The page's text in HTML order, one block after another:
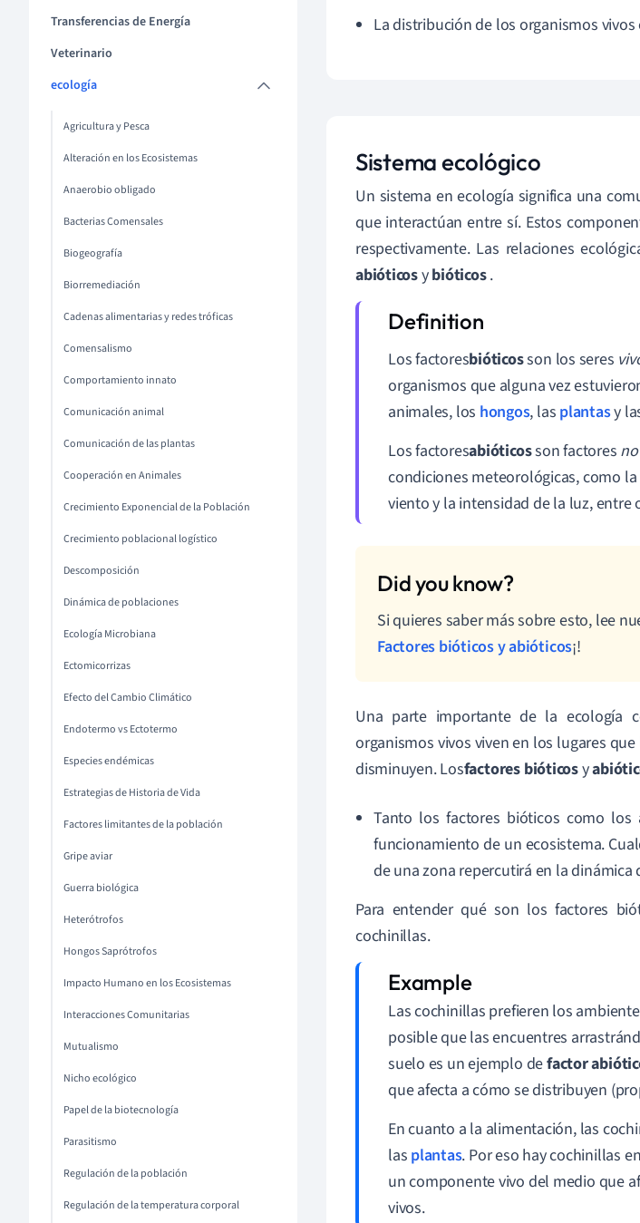
Transferencias de Energía
Veterinario
ecología
Agricultura y Pesca
Alteración en los Ecosistemas
Anaerobio obligado
Bacterias Comensales
Biogeografía
Biorremediación
Cadenas alimentarias y redes tróficas
Comensalismo
Comportamiento innato
Comunicación animal
Comunicación de las plantas
Cooperación en Animales
Crecimiento Exponencial de la Población
Crecimiento poblacional logístico
Descomposición
Dinámica de poblaciones
Ecología Microbiana
Ectomicorrizas
Efecto del Cambio Climático
Endotermo vs Ectotermo
Especies endémicas
Estrategias de Historia de Vida
Factores limitantes de la población
Gripe aviar
Guerra biológica
Heterótrofos
Hongos Saprótrofos
Impacto Humano en los Ecosistemas
Interacciones Comunitarias
Mutualismo
Nicho ecológico
Papel de la biotecnología
Parasitismo
Regulación de la población
Regulación de la temperatura corporal
La distribución de los organismos
Sistema ecológico
Un sistema en ecología significa una
que interactúan entre sí. Estos
respectivamente. Las relaciones
abióticosybióticos.
Los factoresbióticosson los seres
organismos que alguna vez
animales, los hongos, las plantasy
Los factoresabióticosson factores no
condiciones meteorológicas, como
viento y la intensidad de la luz, entre
Si quieres saber más sobre esto, lee
Factores bióticos y abióticos¡!
Una parte importante de la ecología
organismos vivos viven en los lugares
disminuyen. Losfactores bióticosy
Tanto los factores bióticos como los
funcionamiento de un ecosistema.
de una zona repercutirá en la dinámica
Para entender qué son los factores
cochinillas.
Las cochinillas prefieren los
posible que las encuentres
suelo es un ejemplo defactor
que afecta a cómo se distribuyen
En cuanto a la alimentación, las
las plantas. Por eso hay cochinillas
un componente vivo del medio que
vivos.